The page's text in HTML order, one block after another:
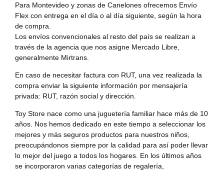
Para Montevideo y zonas de Canelones ofrecemos Envío
Flex con entrega en el día o al día siguiente, según la hora
de compra.
Los envíos convencionales al resto del país se realizan a
través de la agencia que nos asigne Mercado Libre,
generalmente Mirtrans.
En caso de necesitar factura con RUT, una vez realizada la
compra enviar la siguiente información por mensajería
privada: RUT, razón social y dirección.
Toy Store nace como una juguetería familiar hace más de 10
años. Nos hemos dedicado en este tiempo a seleccionar los
mejores y más seguros productos para nuestros niños,
preocupándonos siempre por la calidad para así poder llevar
lo mejor del juego a todos los hogares. En los últimos años
se incorporaron varias categorías de regalería,